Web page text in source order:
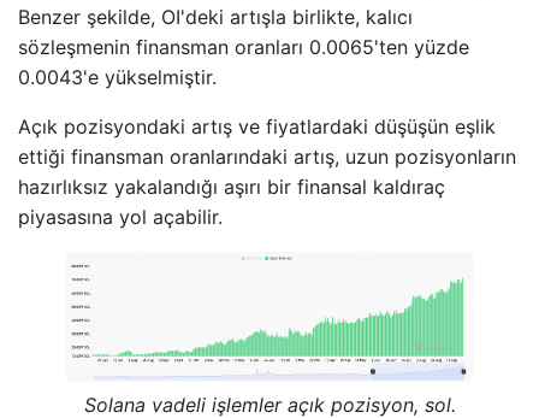
Benzer şekilde, OI'deki artışla birlikte, kalıcı
sözleşmenin finansman oranları 0.0065'ten yüzde
0.0043'e yükselmiştir.
Açık pozisyondaki artış ve fiyatlardaki düşüşün eşlik
ettiği finansman oranlarındaki artış, uzun pozisyonların
hazırlıksız yakalandığı aşırı bir finansal kaldıraç
piyasasına yol açabilir.
Solana vadeli işlemler açık pozisyon, sol.